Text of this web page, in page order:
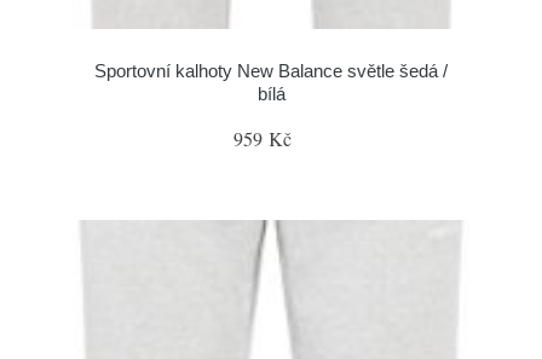
Sportovní kalhoty New Balance světle šedá /
bílá
959 Kč